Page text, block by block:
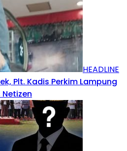
HEADLINE
Plt. Kadis Perkim Lampung